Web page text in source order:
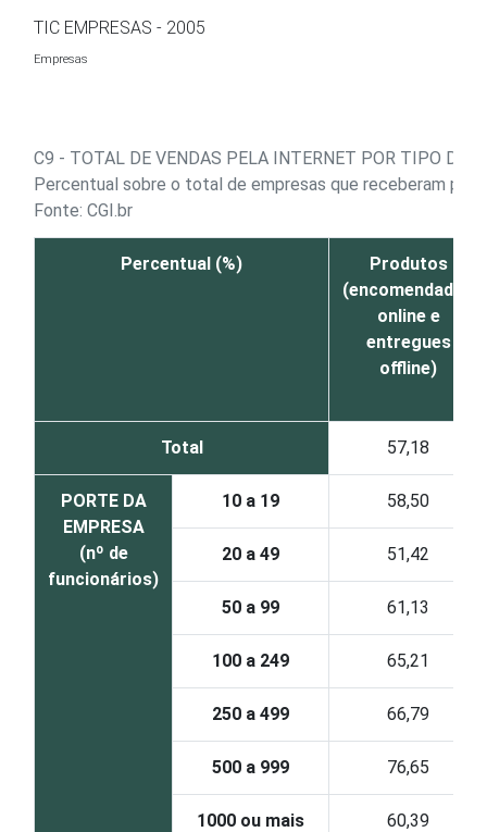
TIC EMPRESAS - 2005
Empresas
C9 - TOTAL DE VENDAS PELA INTERNET POR TIPO DE
Percentual sobre o total de empresas que receberam
Fonte: CGI.br
Percentual (%)
Produtos
(encomendados
online e
entregues
offline)
Total 57,18
PORTE DA
EMPRESA
(nº de
funcionários)
10 a 19 58,50
20 a 49 51,42
50 a 99 61,13
100 a 249 65,21
250 a 499 66,79
500 a 999 76,65
1000 ou mais 60,39